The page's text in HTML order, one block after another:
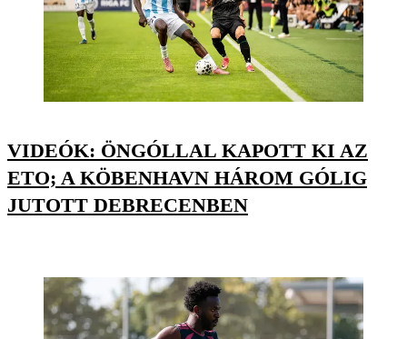
VIDEÓK: ÖNGÓLLAL KAPOTT KI AZ
ETO; A KÖBENHAVN HÁROM GÓLIG
JUTOTT DEBRECENBEN